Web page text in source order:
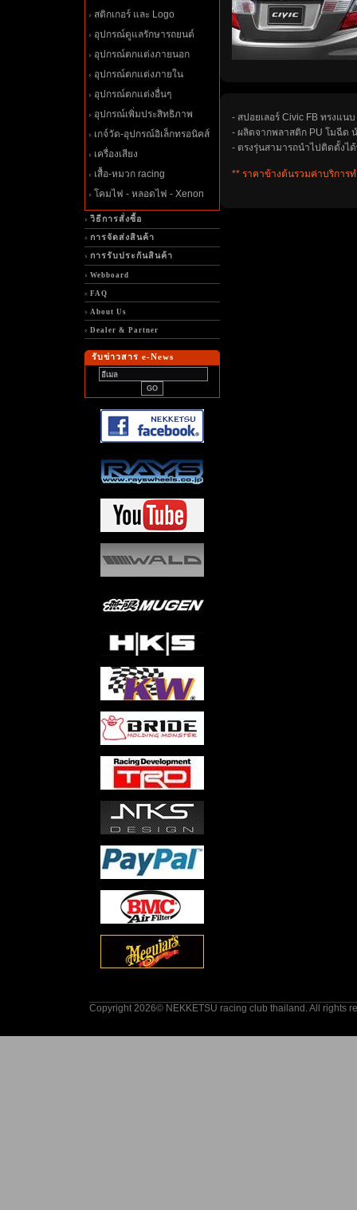
สติกเกอร์ และ Logo
อุปกรณ์ดูแลรักษารถยนต์
อุปกรณ์ตกแต่งภายนอก
อุปกรณ์ตกแต่งภายใน
อุปกรณ์ตกแต่งอื่นๆ
อุปกรณ์เพิ่มประสิทธิภาพ
เกจ์วัด-อุปกรณ์อิเล็กทรอนิคส์
เครื่องเสียง
เสื้อ-หมวก racing
คมไฟ - หลอดไฟ - Xenon
วิธีการสั่งซื้อ
การจัดส่งสินค้า
การรับประกันสินค้า
Webboard
FAQ
About Us
Dealer & Partner
รับข่าวสาร e-News
- สปอยเลอร์ Civic FB ทรงแนบ
- ผลิตจากพลาสติก PU โมฉีด
- ตรงรุ่นสามารถนำไปติดตั้งไ
** ราคาข้างต้นรวมค่าบริการ
Copyright 2026© NEKKETSU racing club thailand. All rights